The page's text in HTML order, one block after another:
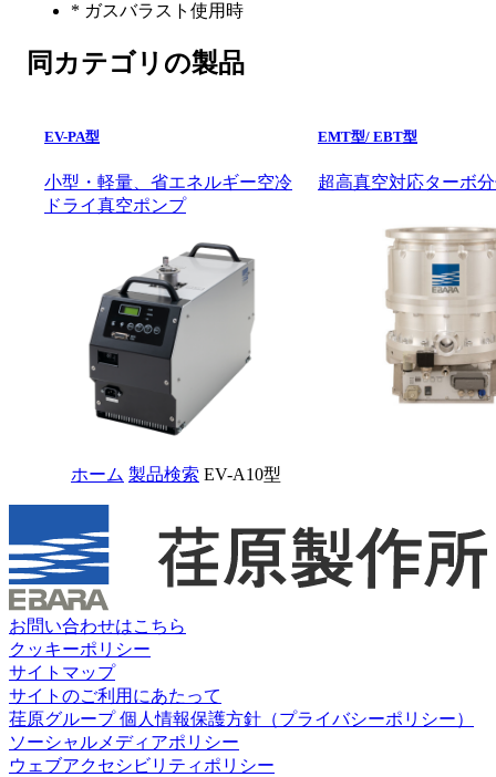
* ガスバラスト使用時
同カテゴリの製品
EV-PA型
小型・軽量、省エネルギー空冷
ドライ真空ポンプ
EMT型/ EBT型
超高真空対応ターボ
ホーム 製品検索 EV-A10型
お問い合わせはこちら
クッキーポリシー
サイトマップ
サイトのご利用にあたって
荏原グループ 個人情報保護方針（プライバシーポリシー）
ソーシャルメディアポリシー
ウェブアクセシビリティポリシー